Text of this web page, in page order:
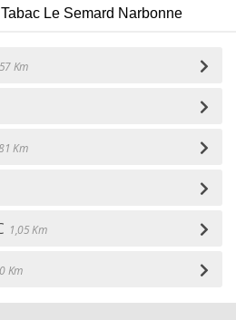
Le Semard Narbonne
Km
Km
1,05 Km
Km